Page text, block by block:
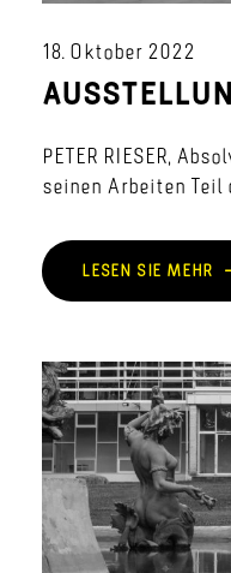
18. Oktober 2022
PETER RIESER,
seinen Arbeiten Teil
LESEN SIE MEHR